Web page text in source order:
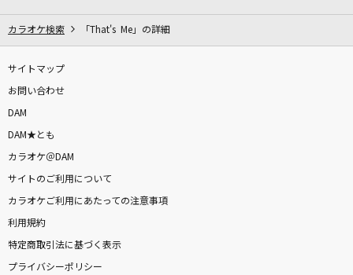
カラオケ検索 「That's Me」の詳細
サイトマップ
お問い合わせ
DAM
DAM★とも
カラオケ＠DAM
サイトのご利用について
カラオケご利用にあたっての注意事項
利用規約
特定商取引法に基づく表示
プライバシーポリシー